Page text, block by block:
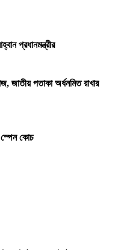
প্রধানমন্ত্রীর
জাতীয় পতাকা অর্ধনমিত রাখার
স্পেন কোচ